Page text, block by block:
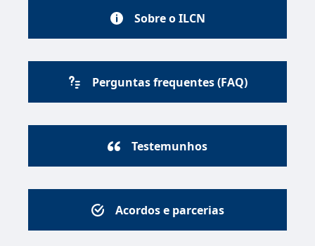
Sobre o ILCN
Perguntas frequentes (FAQ)
Testemunhos
Acordos e parcerias